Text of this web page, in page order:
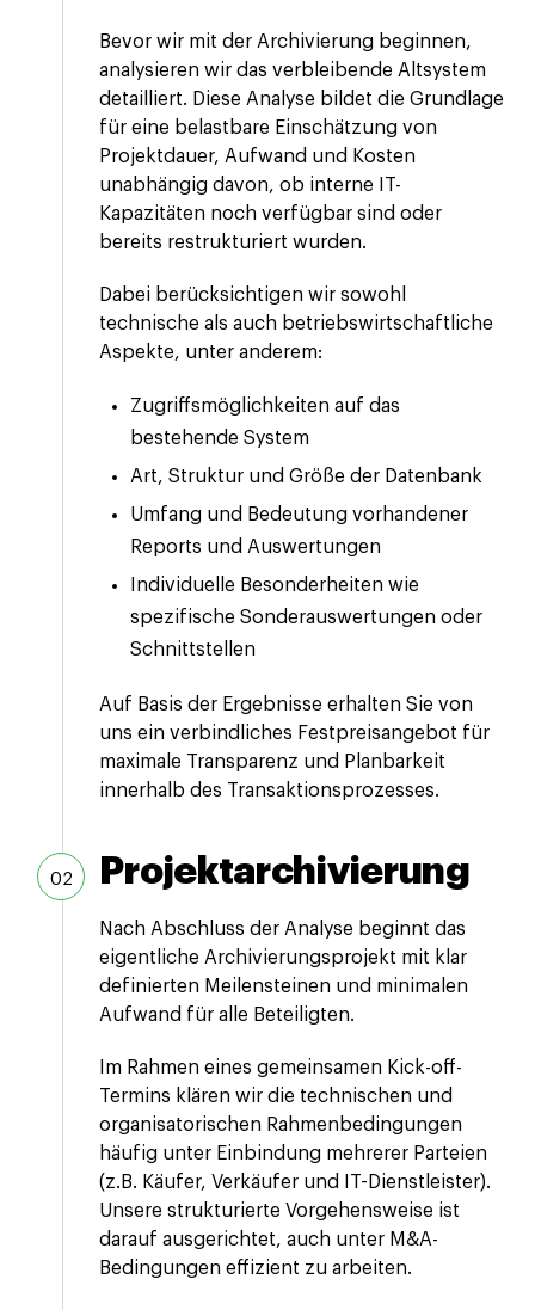
Bevor wir mit der Archivierung beginnen,
analysieren wir das verbleibende Altsystem
detailliert. Diese Analyse bildet die Grundlage
für eine belastbare Einschätzung von
Projektdauer, Aufwand und Kosten
unabhängig davon, ob interne IT-
Kapazitäten noch verfügbar sind oder
bereits restrukturiert wurden.
Dabei berücksichtigen wir sowohl
technische als auch betriebswirtschaftliche
Aspekte, unter anderem:
Zugriffsmöglichkeiten auf das
bestehende System
Art, Struktur und Größe der Datenbank
Umfang und Bedeutung vorhandener
Reports und Auswertungen
Individuelle Besonderheiten wie
spezifische Sonderauswertungen oder
Schnittstellen
Auf Basis der Ergebnisse erhalten Sie von
uns ein verbindliches Festpreisangebot für
maximale Transparenz und Planbarkeit
innerhalb des Transaktionsprozesses.
Projektarchivierung
Nach Abschluss der Analyse beginnt das
eigentliche Archivierungsprojekt mit klar
definierten Meilensteinen und minimalen
Aufwand für alle Beteiligten.
Im Rahmen eines gemeinsamen Kick-off-
Termins klären wir die technischen und
organisatorischen Rahmenbedingungen
häufig unter Einbindung mehrerer Parteien
(z.B. Käufer, Verkäufer und IT-Dienstleister).
Unsere strukturierte Vorgehensweise ist
darauf ausgerichtet, auch unter M&A-
Bedingungen effizient zu arbeiten.